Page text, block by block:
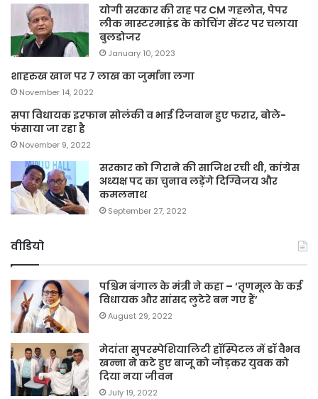
योगी सरकार की राह पर CM गहलोत, पेपर
लीक मास्टरमाइंड के कोचिंग सेंटर पर चलाया
बुलडोजर
January 10, 2023
शाहरुख खान पर 7 लाख का जुर्माना लगा
November 14, 2022
सपा विधायक इरफान सोलंकी व भाई रिजवान हुए फरार, बोले-
फंसाया जा रहा है
November 9, 2022
सरकार को गिराने की साजिश रची थी, कांग्रेस
अध्यक्ष पद का चुनाव लड़ेंगे दिग्विजय और
कमलनाथ
September 27, 2022
वीडियो
पश्चिम बंगाल के मंत्री ने कहा – ‘तृणमूल के कई
विधायक और सांसद लुटेरे बन गए हैं’
August 29, 2022
मेदांता सुपरस्पेशियालिटी हॉस्पिटल में डॉ वैभव
खन्ना ने कटे हुए बाजू को जोड़कर युवक को
दिया नया जीवन
July 19, 2022